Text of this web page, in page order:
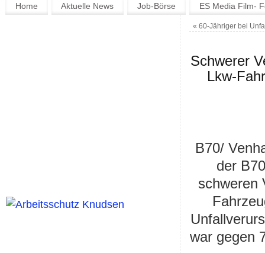
Home Aktuelle News Job-Börse ES Media Film-
« 60-Jähriger bei
Schwerer
Lkw-
B70/
der
schweren
war gegen